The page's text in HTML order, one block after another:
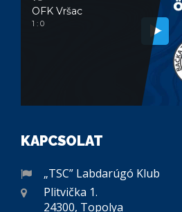
OFK Vršac
1 : 0
KAPCSOLAT
„TSC” Labdarúgó Klub
Plitvička 1.
24300, Topolya